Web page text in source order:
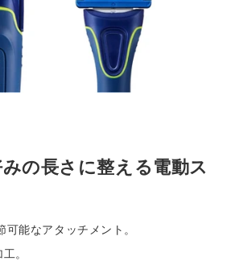
の長さに整える電動ス
可能なアタッチメント。
。